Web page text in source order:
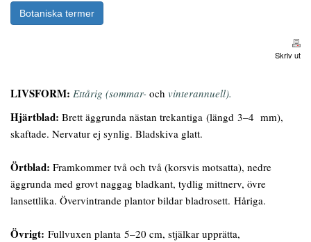
Botaniska termer
Skriv ut
LIVSFORM: Ettårig (sommar- och vinterannuell).
Hjärtblad: Brett äggrunda nästan trekantiga (längd 3–4 mm),
skaftade. Nervatur ej synlig. Bladskiva glatt.
Örtblad: Framkommer två och två (korsvis motsatta), nedre
äggrunda med grovt naggag bladkant, tydlig mittnerv, övre
lansettlika. Övervintrande plantor bildar bladrosett. Håriga.
Övrigt: Fullvuxen planta 5–20 cm, stjälkar upprätta,